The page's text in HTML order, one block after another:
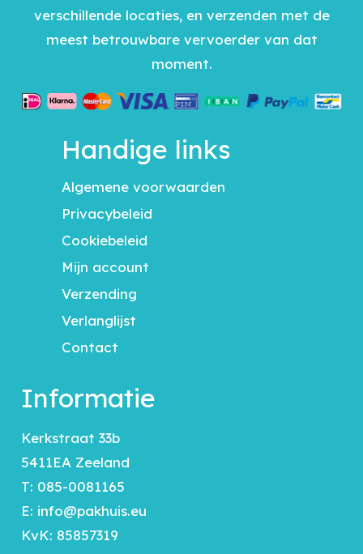
verschillende locaties, en verzenden met de
meest betrouwbare vervoerder van dat
moment.
Handige links
Algemene voorwaarden
Privacybeleid
Cookiebeleid
Mijn account
Verzending
Verlanglijst
Contact
Informatie
Kerkstraat 33b
5411EA Zeeland
T: 085-0081165
E: info@pakhuis.eu
KvK: 85857319